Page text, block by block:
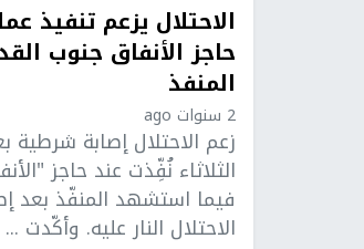
الاحتلال يزعم تنفيذ
حاجز الأنفاق جنوب
المنفذ
2 سنوات ago
زعم الاحتلال إصابة شرطية
الثلاثاء نُفِّذت عند حاجز
فيما استشهد المنفّذ بعد
الاحتلال النار عليه. وأكّدت ...